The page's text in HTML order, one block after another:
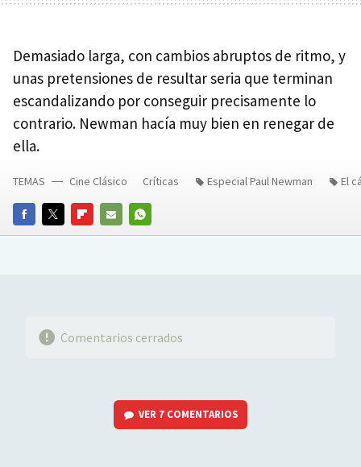
Demasiado larga, con cambios abruptos de ritmo, y
unas pretensiones de resultar seria que terminan
escandalizando por conseguir precisamente lo
contrario. Newman hacía muy bien en renegar de
ella.
FACEBOOKTWITTERFLIPBOARD
E-
WHATSAPP
TEMAS Cine Clásico Críticas Especial Paul Newman El
Comentarios cerrados
VER 7 COMENTARIOS